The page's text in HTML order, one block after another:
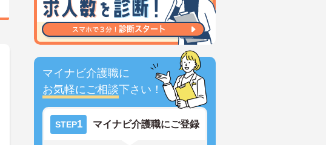
マイナビ介護職に
お気軽にご相談下さい！
STEP1 マイナビ介護職にご登録